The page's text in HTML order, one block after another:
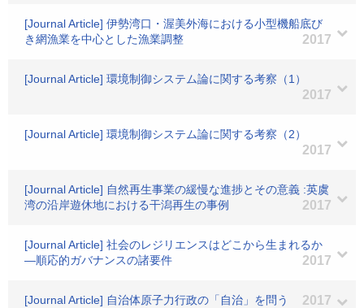
[Journal Article] 伊勢湾口・渥美外海における小型機船底び
き網漁業を中心とした漁業調整
2017
[Journal Article] 環境制御システム論に関する考察（1）
2017
[Journal Article] 環境制御システム論に関する考察（2）
2017
[Journal Article] 自然再生事業の緩慢な進捗とその意義 :英虞
湾の沿岸遊休地における干潟再生の事例
2017
[Journal Article] 社会のレジリエンスはどこから生まれるか
―順応的ガバナンスの諸要件
2017
[Journal Article] 自治体原子力行政の「自治」を問う 2017